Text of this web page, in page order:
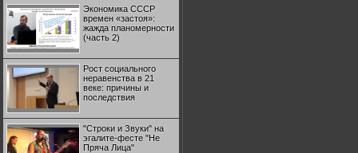
Экономика СССР
времен «застоя»:
жажда планомерности
(часть 2)
Рост социального
неравенства в 21
веке: причины и
последствия
"Строки и Звуки" на
эгалите-фесте "Не
Пряча Лица"